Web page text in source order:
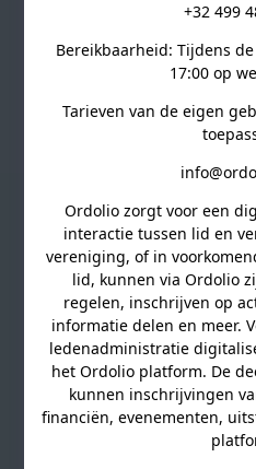
+32 499
Bereikbaarheid: Tijdens
17:00 op
Tarieven van de eigen
Ordolio zorgt voor een
interactie tussen lid en
vereniging, of in
lid, kunnen via Ordolio
regelen, inschrijven op
informatie delen en meer.
ledenadministratie
het Ordolio platform. De
kunnen inschrijvingen
financiën, evenementen,